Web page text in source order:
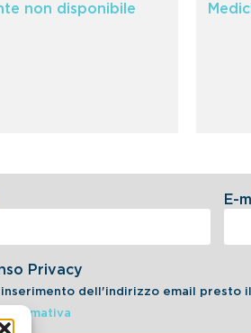
non disponibile
Privacy
dell'indirizzo email presto
E-